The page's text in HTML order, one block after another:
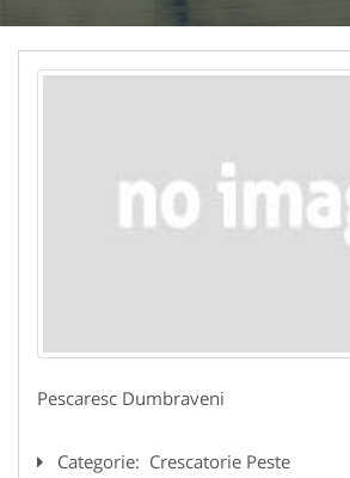
Pescaresc Dumbraveni
Categorie: Crescatorie Peste